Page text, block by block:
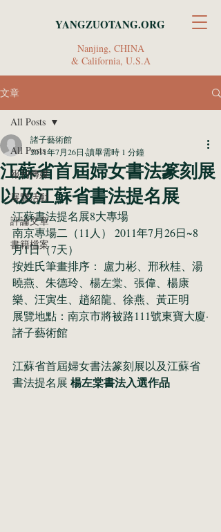
Nanjing, CHINA
& California, U.S.A
YANGZUOTANG.ORG
文章
All Posts
報刊傳媒
展覽活動
評論文章
書籍檔案
All Posts
江蘇省首屆婦女書法篆刻展
以及江蘇省書法提名展
諸子藝術館
2011年7月26日 讀畢需時 1 分鐘
江蘇書法提名展8大專場
南京專場二（11人） 2011年7月26日~8
月1日（7天）
按姓氏筆畫排序： 盧力彬、邢秋桂、湯
曉燕、朱德玲、楊左棠、張偉、楊康
樂、汪寅生、趙紹龍、徐燕、黃正明
展覽地點：南京市將被路111號東寶大廈·
諸子藝術館
江蘇省首屆婦女書法篆刻展以及江蘇省
書法提名展 楊左棠書法入選作品